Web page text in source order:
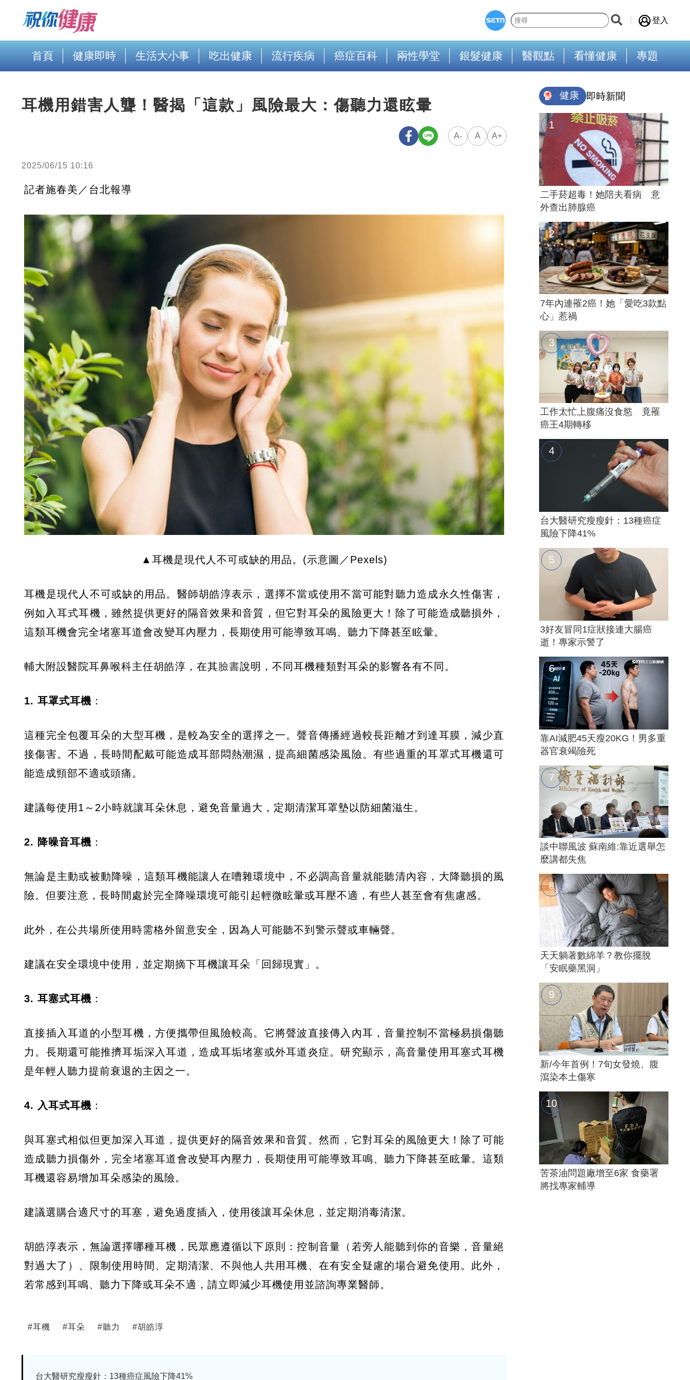
登入
首頁 健康即時 生活大小事 吃出健康 流行疾病 癌症百科 兩性學堂 銀髮健康 醫觀點 看懂健康 專題
耳機用錯害人聾！醫揭「這款」風險最大：傷聽力還眩暈
A- A A+
2025/06/15 10:16
記者施春美／台北報導
▲耳機是現代人不可或缺的用品。(示意圖／Pexels)
耳機是現代人不可或缺的用品。醫師胡皓淳表示，選擇不當或使用不當可能對聽力造成永久性傷害，
例如入耳式耳機，雖然提供更好的隔音效果和音質，但它對耳朵的風險更大！除了可能造成聽損外，
這類耳機會完全堵塞耳道會改變耳內壓力，長期使用可能導致耳鳴、聽力下降甚至眩暈。
輔大附設醫院耳鼻喉科主任胡皓淳，在其臉書說明，不同耳機種類對耳朵的影響各有不同。
1. 耳罩式耳機 ：
這種完全包覆耳朵的大型耳機，是較為安全的選擇之一。聲音傳播經過較長距離才到達耳膜，減少直
接傷害。不過，長時間配戴可能造成耳部悶熱潮濕，提高細菌感染風險。有些過重的耳罩式耳機還可
能造成頸部不適或頭痛。
建議每使用1～2小時就讓耳朵休息，避免音量過大，定期清潔耳罩墊以防細菌滋生。
2. 降噪音耳機 ：
無論是主動或被動降噪，這類耳機能讓人在嘈雜環境中，不必調高音量就能聽清內容，大降聽損的風
險。但要注意，長時間處於完全降噪環境可能引起輕微眩暈或耳壓不適，有些人甚至會有焦慮感。
此外，在公共場所使用時需格外留意安全，因為人可能聽不到警示聲或車輛聲。
建議在安全環境中使用，並定期摘下耳機讓耳朵「回歸現實」。
3. 耳塞式耳機 ：
直接插入耳道的小型耳機，方便攜帶但風險較高。它將聲波直接傳入內耳，音量控制不當極易損傷聽
力。長期還可能推擠耳垢深入耳道，造成耳垢堵塞或外耳道炎症。研究顯示，高音量使用耳塞式耳機
是年輕人聽力提前衰退的主因之一。
4. 入耳式耳機 ：
與耳塞式相似但更加深入耳道，提供更好的隔音效果和音質。然而，它對耳朵的風險更大！除了可能
造成聽力損傷外，完全堵塞耳道會改變耳內壓力，長期使用可能導致耳鳴、聽力下降甚至眩暈。這類
耳機還容易增加耳朵感染的風險。
建議選購合適尺寸的耳塞，避免過度插入，使用後讓耳朵休息，並定期消毒清潔。
胡皓淳表示，無論選擇哪種耳機，民眾應遵循以下原則：控制音量（若旁人能聽到你的音樂，音量絕
對過大了）、限制使用時間、定期清潔、不與他人共用耳機、在有安全疑慮的場合避免使用。此外，
若常感到耳鳴、聽力下降或耳朵不適，請立即減少耳機使用並諮詢專業醫師。
#耳機 #耳朵 #聽力 #胡皓淳
台大醫研究瘦瘦針：13種癌症風險下降41%
健康 即時新聞
二手菸超毒！她陪夫看病 意
外查出肺腺癌
7年內連罹2癌！她「愛吃3款點
心」惹禍
工作太忙上腹痛沒食慾 竟罹
癌王4期轉移
台大醫研究瘦瘦針：13種癌症
風險下降41%
3好友冒同1症狀接連大腸癌
逝！專家示警了
靠AI減肥45天瘦20KG！男多重
器官衰竭險死
談中聯風波 蘇南維:靠近選舉怎
麼講都失焦
天天躺著數綿羊？教你擺脫
「安眠藥黑洞」
新/今年首例！7旬女發燒、腹
瀉染本土傷寒
苦茶油問題廠增至6家 食藥署
將找專家輔導